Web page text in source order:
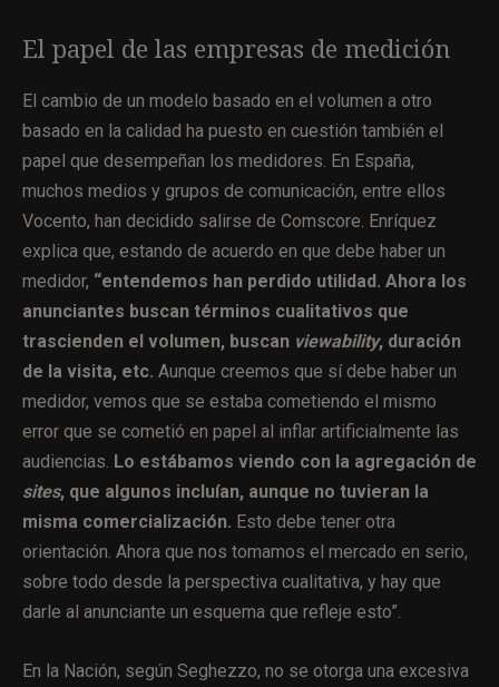
El papel de las empresas de medición
El cambio de un modelo basado en el volumen a otro
basado en la calidad ha puesto en cuestión también el
papel que desempeñan los medidores. En España,
muchos medios y grupos de comunicación, entre ellos
Vocento, han decidido salirse de Comscore. Enríquez
explica que, estando de acuerdo en que debe haber un
medidor, “entendemos han perdido utilidad. Ahora los
anunciantes buscan términos cualitativos que
trascienden el volumen, buscan viewability, duración
de la visita, etc. Aunque creemos que sí debe haber un
medidor, vemos que se estaba cometiendo el mismo
error que se cometió en papel al inflar artificialmente las
audiencias. Lo estábamos viendo con la agregación de
sites, que algunos incluían, aunque no tuvieran la
misma comercialización. Esto debe tener otra
orientación. Ahora que nos tomamos el mercado en serio,
sobre todo desde la perspectiva cualitativa, y hay que
darle al anunciante un esquema que refleje esto”.
En la Nación, según Seghezzo, no se otorga una excesiva